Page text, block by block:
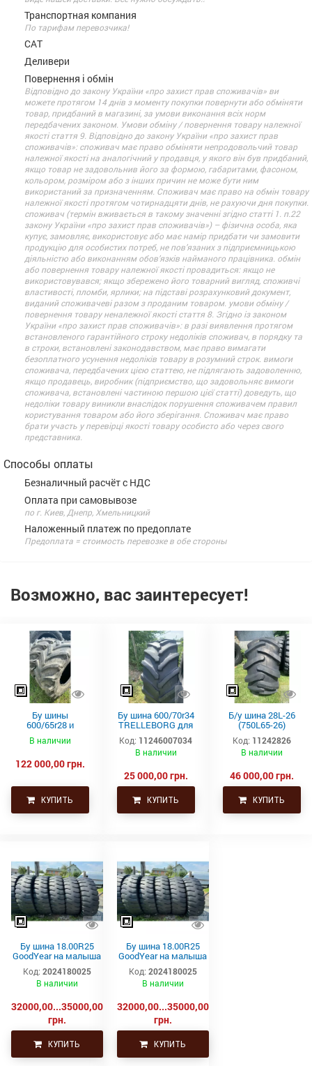
Транспортная компания
По тарифам перевозчика!
САТ
Деливери
Повернення і обмін
Відповідно до закону України «про захист прав споживачів» ви
можете протягом 14 днів з моменту покупки повернути або обміняти
товар, придбаний в магазині, за умови виконання всіх норм
передбачених законом. Умови обміну / повернення товару належної
якості стаття 9. Відповідно до закону України «про захист прав
споживачів»: споживач має право обміняти непродовольчий товар
належної якості на аналогічний у продавця, у якого він був придбаний,
якщо товар не задовольнив його за формою, габаритами, фасоном,
кольором, розміром або з інших причин не може бути ним
використаний за призначенням. Споживач має право на обмін товару
належної якості протягом чотирнадцяти днів, не рахуючи дня покупки.
споживач (термін вживається в такому значенні згідно статті 1. п.22
закону України «про захист прав споживачів») – фізична особа, яка
купує, замовляє, використовує або має намір придбати чи замовити
продукцію для особистих потреб, не пов’язаних з підприємницькою
діяльністю або виконанням обов’язків найманого працівника. обмін
або повернення товару належної якості провадиться: якщо не
використовувався; якщо збережено його товарний вигляд, споживчі
властивості, пломби, ярлики; на підставі розрахунковий документ,
виданий споживачеві разом з проданим товаром. умови обміну /
повернення товару неналежної якості стаття 8. Згідно із законом
України «про захист прав споживачів»: в разі виявлення протягом
встановленого гарантійного строку недоліків споживач, в порядку та
в строки, встановлені законодавством, має право вимагати
безоплатного усунення недоліків товару в розумний строк. вимоги
споживача, передбачених цією статтею, не підлягають задоволенню,
якщо продавець, виробник (підприємство, що задовольняє вимоги
споживача, встановлені частиною першою цієї статті) доведуть, що
недоліки товару виникли внаслідок порушення споживачем правил
користування товаром або його зберігання. Споживач має право
брати участь у перевірці якості товару особисто або через свого
представника.
Способы оплаты
Безналичный расчёт с НДС
Оплата при самовывозе
по г. Киев, Днепр, Хмельницкий
Наложенный платеж по предоплате
Предоплата = стоимость перевозке в обе стороны
Возможно, вас заинтересует!
Бу шины
600/65r28 и
710/70r38
Goodyear для
deer
В наличии
122 000,00 грн.
КУПИТЬ
Бу шина 600/70r34
TRELLEBORG для
фенд трактора (с/
х)
Код: 11246007034
В наличии
25 000,00 грн.
КУПИТЬ
Б/у шина 28L-26
(750L65-26)
Alliance на
комбайн
Код: 11242826
В наличии
46 000,00 грн.
КУПИТЬ
Бу шина 18.00R25
GoodYear на малыша
Белаз
Код: 2024180025
В наличии
32000,00...35000,00
грн.
КУПИТЬ
Бу шина 18.00R25
GoodYear на малыша
Белаз
Код: 2024180025
В наличии
32000,00...35000,00
грн.
КУПИТЬ